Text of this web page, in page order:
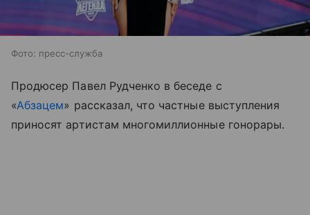
Фото: пресс-служба
Продюсер Павел Рудченко в беседе с
«Абзацем» рассказал, что частные выступления
приносят артистам многомиллионные гонорары.